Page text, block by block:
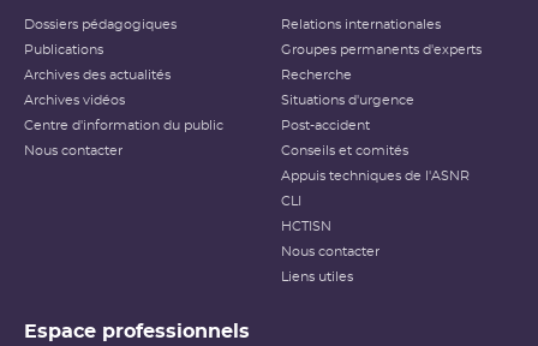
Dossiers pédagogiques
Publications
Archives des actualités
Archives vidéos
Centre d'information du public
Nous contacter
Relations internationales
Groupes permanents d'experts
Recherche
Situations d'urgence
Post-accident
Conseils et comités
Appuis techniques de l'ASNR
CLI
HCTISN
Nous contacter
Liens utiles
Espace professionnels